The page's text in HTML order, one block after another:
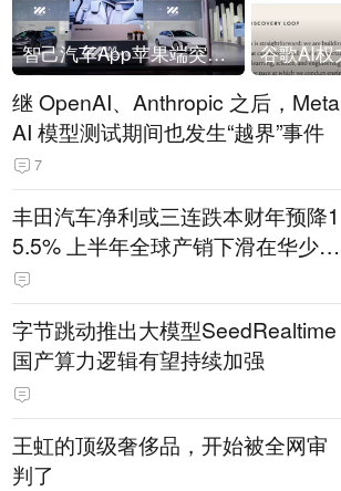
智己汽车App苹果端突然“下架”
继 OpenAI、Anthropic 之后，Meta
AI 模型测试期间也发生“越界”事件
7
丰田汽车净利或三连跌本财年预降1
5.5% 上半年全球产销下滑在华少卖
14.3万辆
字节跳动推出大模型SeedRealtime
国产算力逻辑有望持续加强
王虹的顶级奢侈品，开始被全网审
判了